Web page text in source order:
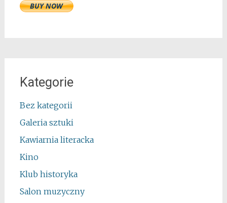
Kategorie
Bez kategorii
Galeria sztuki
Kawiarnia literacka
Kino
Klub historyka
Salon muzyczny